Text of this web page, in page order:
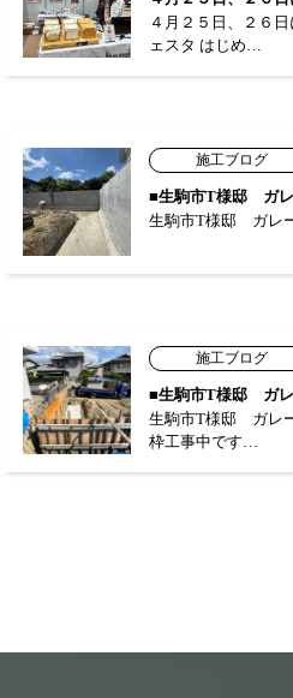
４月２５日、２６
ェスタ はじめ…
施工ブログ
■生駒市T様邸 ガレ
生駒市T様邸 ガレ
施工ブログ
■生駒市T様邸 ガ
生駒市T様邸 ガレ
枠工事中です…